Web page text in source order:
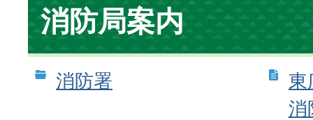
の
位
置
消防局案内
消防署
東
消